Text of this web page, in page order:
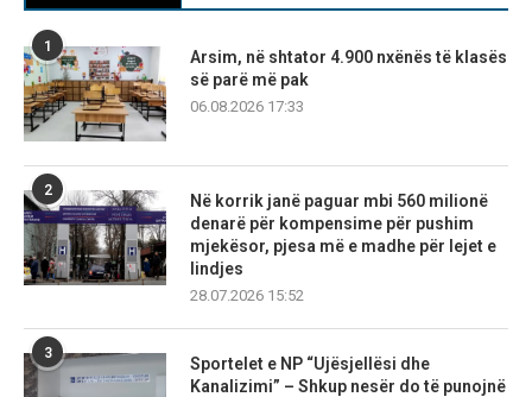
1
Arsim, në shtator 4.900 nxënës të klasës
së parë më pak
06.08.2026 17:33
2
Në korrik janë paguar mbi 560 milionë
denarë për kompensime për pushim
mjekësor, pjesa më e madhe për lejet e
lindjes
28.07.2026 15:52
3
Sportelet e NP “Ujësjellësi dhe
Kanalizimi” – Shkup nesër do të punojnë